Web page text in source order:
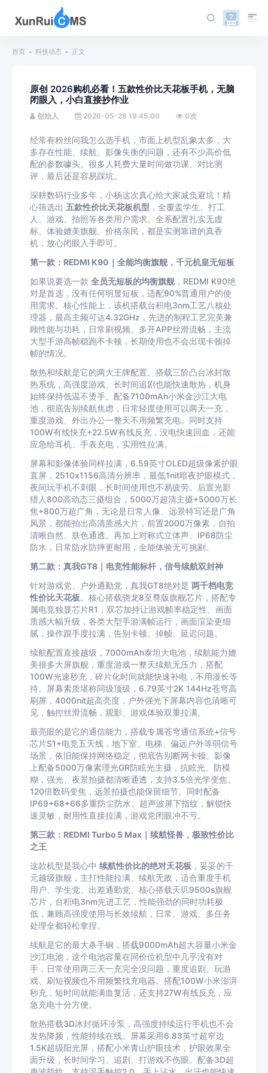
首页 科技动态 正文
原创 2026购机必看！五款性价比天花板手机，无脑
闭眼入，小白直接抄作业
创始人 2026-05-28 19:45:00 0次
经常有粉丝问我怎么选手机，市面上机型乱象太多，大
多存在性能、续航、影像失衡的问题，还有不少高价低
配的参数噱头。很多人耗费大量时间做功课、对比测
评，最后还是容易踩坑。
深耕数码行业多年，小杨这次真心给大家减负避坑！精
心筛选出 五款性价比天花板机型 ，全覆盖学生、打工
人、游戏、拍照等各类用户需求。全系配置扎实无虚
标、体验媲美旗舰、价格亲民，都是实测靠谱的真香
机，放心闭眼入手即可。
第一款：REDMI K90｜全能均衡旗舰，千元机皇无短板
如果说要选一款 全员无短板的均衡旗舰，REDMI K90绝
对是首选，没有任何明显短板，适配90%普通用户的使
用需求。核心性能上，该机搭载台积电3nm工艺八核处
理器，最高主频可达4.32GHz，先进的制程工艺完美兼
顾性能与功耗，日常刷视频、多开APP丝滑流畅，主流
大型手游高帧稳跑不卡顿，长期使用也不会出现卡顿掉
帧的情况。
散热和续航是它的两大王牌配置。搭载三阶凸台冰封散
热系统，高强度游戏、长时间追剧也能快速散热，机身
始终保持低温不烫手。配备7100mAh小米金沙江大电
池，彻底告别续航焦虑，日常轻度使用可以两天一充，
重度游戏、外出办公一整天不用频繁充电。同时支持
100W有线快充+22.5W有线反充，没电快速回血，还能
应急给耳机、手表充电，实用性拉满。
屏幕和影像体验同样拉满，6.59英寸OLED超级像素护眼
直屏，2510x1156高清分辨率，最低1nit暗夜护眼模式，
夜间玩手机不刺眼，长时间使用也不易疲劳。后置光影
猎人800高动态三摄组合，5000万超清主摄+5000万长
焦+800万超广角，无论是日常人像、远景特写还是广角
风景，都能拍出高清质感大片，前置2000万像素，自拍
清晰自然、肤色通透。再加上对称式立体声、IP68防尘
防水，日常防水防摔更耐用，全能体验无可挑剔。
第二款：真我GT8｜电竞性能标杆，信号续航双封神
针对游戏党、户外通勤党，真我GT8绝对是 两千档电竞
性价比天花板。核心搭载骁龙8至尊版旗舰芯片，搭配专
属电竞独显芯片R1，双芯加持让游戏帧率稳定性、画面
质感大幅升级，各类大型手游满帧运行，画面渲染更细
腻，操作跟手度拉满，告别卡顿、掉帧、延迟问题。
续航配置直接越级，7000mAh泰坦大电池，续航能力媲
美很多大屏旗舰，重度游戏一整天续航无压力，搭配
100W光速秒充，碎片化时间就能快速补电，不用漫长等
待。屏幕素质堪称同级顶级，6.79英寸2K 144Hz苍穹高
刷屏，4000nit超高亮度，户外强光下屏幕内容也清晰可
见，触控丝滑流畅，观影、游戏体验双重拉满。
最亮眼的是它的通信能力，搭载专属苍穹通信系统+信号
芯片S1+电竞五天线，地下室、电梯、偏远户外等弱信号
场景，依旧能保持网络稳定，彻底告别断网卡顿。影像
上配备5000万像素理光GR防眩光主摄，抗眩光、防模
糊，强光、夜景拍摄都清晰通透，支持3.5倍光学变焦、
120倍数码变焦，远景拍摄也能保留细节。同时配备
IP69+68+66多重防尘防水、超声波屏下指纹，解锁快
速灵敏，耐用性直接拉满，游戏党闭眼冲不亏。
第三款：REDMI Turbo 5 Max｜续航怪兽，极致性价比
之王
这款机型是我心中 续航性价比的绝对天花板 ，妥妥的千
元越级旗舰，主打性能拉满、续航无敌，适合重度手机
用户、学生党、出差通勤党。核心搭载天玑9500s旗舰
芯片，台积电3nm先进工艺，性能强劲的同时功耗极
低，兼顾高强度使用与长效续航，日常、游戏、多任务
处理全都轻松拿捏。
续航是它的最大杀手锏，搭载9000mAh超大容量小米金
沙江电池，这个电池容量在同价位机型中几乎没有对
手，日常使用两三天一充完全没问题，重度追剧、玩游
戏、刷短视频也不用频繁找充电器。搭配100W小米澎湃
秒充，短时间就能满血复活，还支持27W有线反充，应
急充电十分方便。
散热搭载3D冰封循环冷泵，高强度持续运行手机也不会
发热降频，性能持续在线。屏幕采用6.83英寸超窄边
1.5K超级阳光屏，搭配小米青山护眼技术，护眼效果全
面升级，长时间学习、追剧、打游戏不伤眼。配备3D超